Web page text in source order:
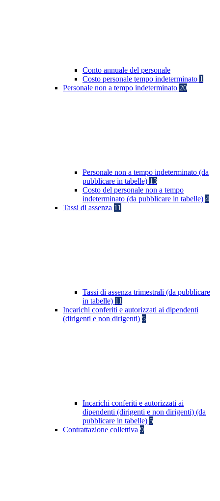
Conto annuale del personale
Costo personale tempo indeterminato 1
Personale non a tempo indeterminato 20
Personale non a tempo indeterminato (da
pubblicare in tabelle) 13
Costo del personale non a tempo
indeterminato (da pubblicare in tabelle) 4
Tassi di assenza 11
Tassi di assenza trimestrali (da pubblicare
in tabelle) 11
Incarichi conferiti e autorizzati ai dipendenti
(dirigenti e non dirigenti) 5
Incarichi conferiti e autorizzati ai
dipendenti (dirigenti e non dirigenti) (da
pubblicare in tabelle) 5
Contrattazione collettiva 9